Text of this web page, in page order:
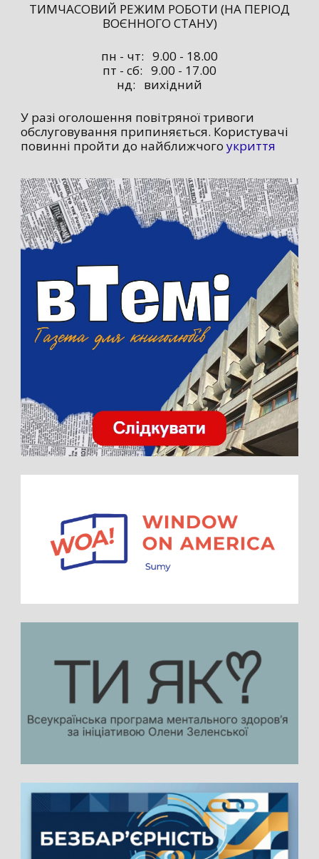
ТИМЧАСОВИЙ РЕЖИМ РОБОТИ (НА ПЕРІОД
ВОЄННОГО СТАНУ)
пн - чт: 9.00 - 18.00
пт - сб: 9.00 - 17.00
нд: вихідний
У разі оголошення повітряної тривоги
обслуговування припиняється. Користувачі
повинні пройти до найближчого укриття